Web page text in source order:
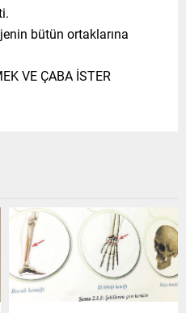
bütün ortaklarına
VE ÇABA İSTER